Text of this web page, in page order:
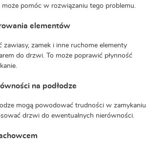
może pomóc w rozwiązaniu tego problemu.
elementów
zawiasy, zamek i inne ruchome elementy
do drzwi. To może poprawić płynność
na podłodze
mogą powodować trudności w zamykaniu
drzwi do ewentualnych nierówności.